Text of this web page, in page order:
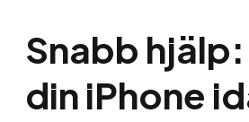
Snabb
din iPhone